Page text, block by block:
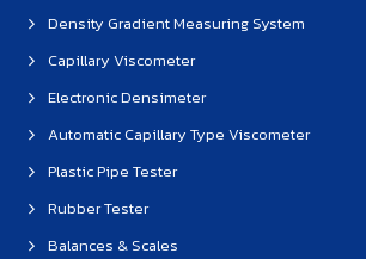
Density Gradient Measuring System
Capillary Viscometer
Electronic Densimeter
Automatic Capillary Type Viscometer
Plastic Pipe Tester
Rubber Tester
Balances & Scales